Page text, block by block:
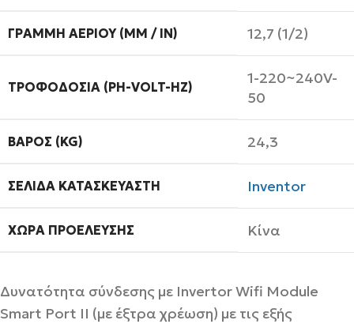
ΓΡΑΜΜΉ ΑΕΡΊΟΥ (MM / IN) 12,7 (1/2)
ΤΡΟΦΟΔΟΣΊΑ (PH-VOLT-HZ)
1-220~240V-
50
ΒΆΡΟΣ (KG) 24,3
ΣΕΛΊΔΑ ΚΑΤΑΣΚΕΥΑΣΤΉ Inventor
ΧΏΡΑ ΠΡΟΈΛΕΥΣΗΣ Κίνα
Δυνατότητα σύνδεσης με Invertor Wifi Module
Smart Port II (με έξτρα χρέωση) με τις εξής